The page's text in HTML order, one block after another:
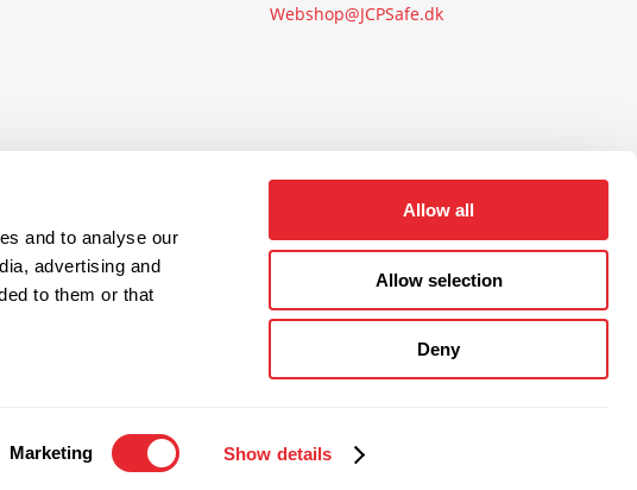
and to analyse our
advertising and
to them or that
Marketing Show details
Allow all
Allow selection
Deny
Webshop@JCPSafe.dk